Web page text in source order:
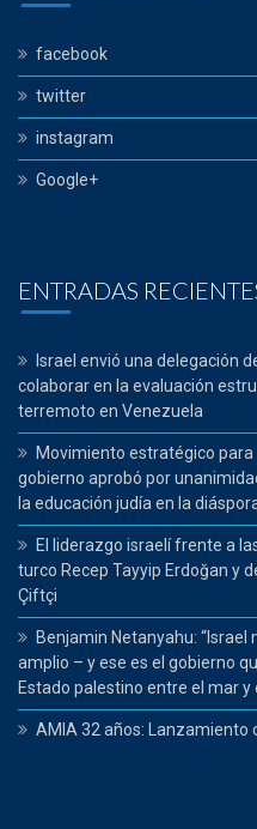
facebook
twitter
instagram
Google+
ENTRADAS
Israel envió una delegación
colaborar en la evaluación
terremoto en Venezuela
Movimiento estratégico para
gobierno aprobó por
la educación judía en la
El liderazgo israelí frente a
turco Recep Tayyip Erdoğan y
Çiftçi
Benjamin Netanyahu: “Israel
amplio – y ese es el gobierno
Estado palestino entre el mar y
AMIA 32 años: Lanzamiento